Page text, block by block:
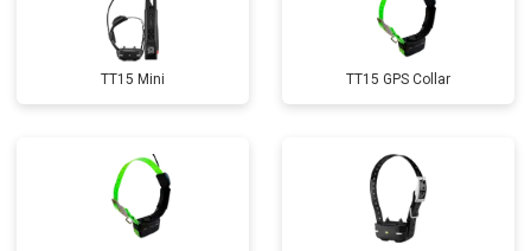
TT15 Mini TT15 GPS Collar